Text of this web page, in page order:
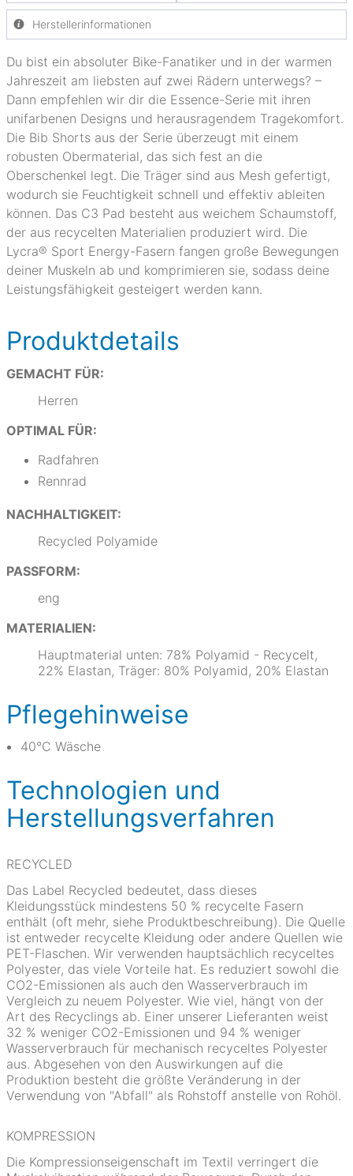
Herstellerinformationen
Du bist ein absoluter Bike-Fanatiker und in der warmen
Jahreszeit am liebsten auf zwei Rädern unterwegs? –
Dann empfehlen wir dir die Essence-Serie mit ihren
unifarbenen Designs und herausragendem Tragekomfort.
Die Bib Shorts aus der Serie überzeugt mit einem
robusten Obermaterial, das sich fest an die
Oberschenkel legt. Die Träger sind aus Mesh gefertigt,
wodurch sie Feuchtigkeit schnell und effektiv ableiten
können. Das C3 Pad besteht aus weichem Schaumstoff,
der aus recycelten Materialien produziert wird. Die
Lycra® Sport Energy-Fasern fangen große Bewegungen
deiner Muskeln ab und komprimieren sie, sodass deine
Leistungsfähigkeit gesteigert werden kann.
Produktdetails
GEMACHT FÜR:
Herren
OPTIMAL FÜR:
Radfahren
Rennrad
NACHHALTIGKEIT:
Recycled Polyamide
PASSFORM:
eng
MATERIALIEN:
Hauptmaterial unten: 78% Polyamid - Recycelt,
22% Elastan, Träger: 80% Polyamid, 20% Elastan
Pflegehinweise
40°C Wäsche
Technologien und
Herstellungsverfahren
RECYCLED
Das Label Recycled bedeutet, dass dieses
Kleidungsstück mindestens 50 % recycelte Fasern
enthält (oft mehr, siehe Produktbeschreibung). Die Quelle
ist entweder recycelte Kleidung oder andere Quellen wie
PET-Flaschen. Wir verwenden hauptsächlich recyceltes
Polyester, das viele Vorteile hat. Es reduziert sowohl die
CO2-Emissionen als auch den Wasserverbrauch im
Vergleich zu neuem Polyester. Wie viel, hängt von der
Art des Recyclings ab. Einer unserer Lieferanten weist
32 % weniger CO2-Emissionen und 94 % weniger
Wasserverbrauch für mechanisch recyceltes Polyester
aus. Abgesehen von den Auswirkungen auf die
Produktion besteht die größte Veränderung in der
Verwendung von "Abfall" als Rohstoff anstelle von Rohöl.
KOMPRESSION
Die Kompressionseigenschaft im Textil verringert die